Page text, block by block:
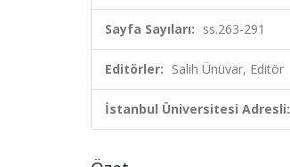
Sayfa Sayıları: ss.263-291
Editörler: Salih Ünüvar, Editör
İstanbul Üniversitesi Adresli: